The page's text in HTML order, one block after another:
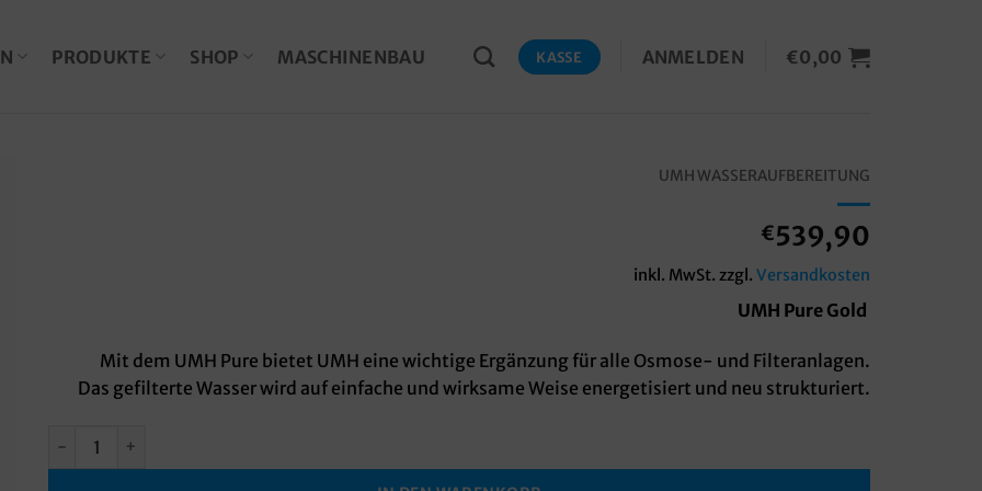
PRODUKTE SHOP MASCHINENBAU KASSE ANMELDEN €0,00
UMH WASSERAUFBEREITUNG
€539,90
inkl. MwSt. zzgl. Versandkosten
UMH Pure Gold
Mit dem UMH Pure bietet UMH eine wichtige Ergänzung für alle Osmose- und Filteranlagen.
Das gefilterte Wasser wird auf einfache und wirksame Weise energetisiert und neu strukturiert.